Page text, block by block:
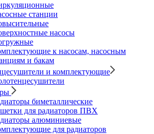
станции
насосы
к насосам, насосным
и бакам
и комплектующие
биметаллические
для радиаторов ПВХ
алюминиевые
для радиаторов